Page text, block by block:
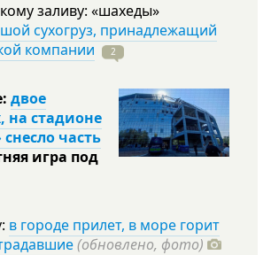
заливу: «шахеды»
сухогруз, принадлежащий
компании
2
двое
на стадионе
часть
игра под
в городе прилет, в море горит
(обновлено, фото)